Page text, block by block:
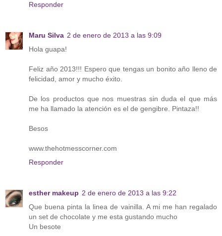
Responder
Maru Silva 2 de enero de 2013 a las 9:09
Hola guapa!
Feliz año 2013!!! Espero que tengas un bonito año lleno de
felicidad, amor y mucho éxito.
De los productos que nos muestras sin duda el que más
me ha llamado la atención es el de gengibre. Pintaza!!
Besos
www.thehotmesscorner.com
Responder
esther makeup 2 de enero de 2013 a las 9:22
Que buena pinta la linea de vainilla. A mi me han regalado
un set de chocolate y me esta gustando mucho
Un besote